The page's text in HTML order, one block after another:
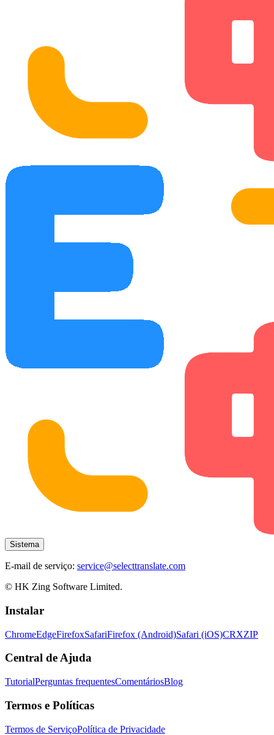
Sistema
E-mail de serviço: service@selecttranslate.com
© HK Zing Software Limited.
Instalar
ChromeEdgeFirefoxSafariFirefox (Android)Safari (iOS)CRXZIP
Central de Ajuda
TutorialPerguntas frequentesComentáriosBlog
Termos e Políticas
Termos de ServiçoPolítica de Privacidade